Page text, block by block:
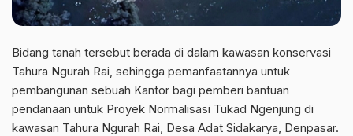
Bidang tanah tersebut berada di dalam kawasan konservasi
Tahura Ngurah Rai, sehingga pemanfaatannya untuk
pembangunan sebuah Kantor bagi pemberi bantuan
pendanaan untuk Proyek Normalisasi Tukad Ngenjung di
kawasan Tahura Ngurah Rai, Desa Adat Sidakarya, Denpasar.